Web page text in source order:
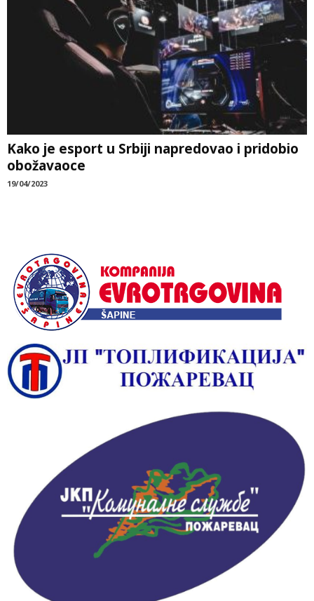
Kako je esport u Srbiji napredovao i pridobio
obožavaoce
19/04/2023